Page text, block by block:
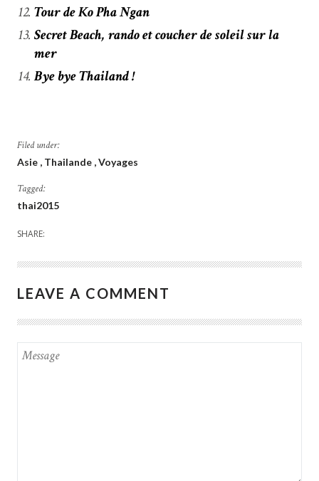
Tour de Ko Pha Ngan
Secret Beach, rando et coucher de soleil sur la
mer
Bye bye Thailand !
Filed under:
Asie Thailande Voyages
Tagged:
thai2015
SHARE:
LEAVE A COMMENT